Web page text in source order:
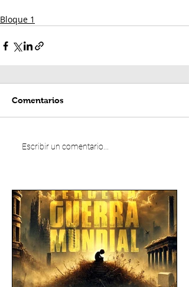
Bloque 1
Comentarios
Escribir un comentario...